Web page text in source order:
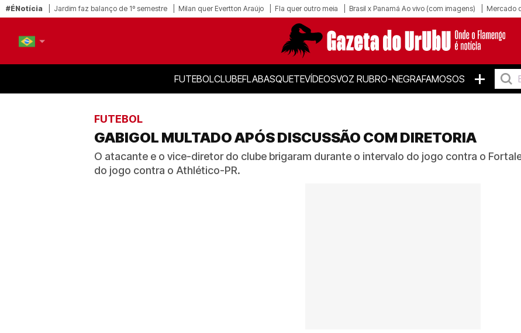
#ÉNotícia Jardim faz balanço de 1º semestre Milan quer Evertton Araújo Fla quer outro meia Brasil x Panamá Ao vivo (com imagens) Mercado
FUTEBOLCLUBEFLABASQUETEVÍDEOSVOZ RUBRO-NEGRAFAMOSOS +
FUTEBOL
GABIGOL MULTADO APÓS DISCUSSÃO COM DIRETORIA
O atacante e o vice-diretor do clube brigaram durante o intervalo do jogo contra o
do jogo contra o Athlético-PR.